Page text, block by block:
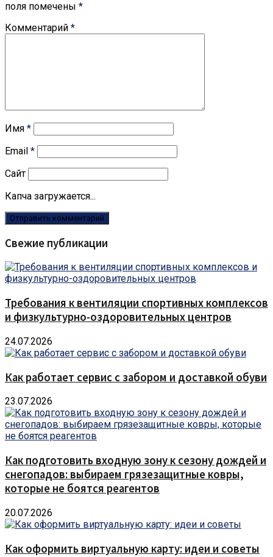
поля помечены *
Комментарий *
Имя *
Email *
Сайт
Капча загружается...
Свежие публикации
Требования к вентиляции спортивных комплексов
и физкультурно-оздоровительных центров
24.07.2026
Как работает сервис с забором и доставкой обуви
23.07.2026
Как подготовить входную зону к сезону дождей и
снегопадов: выбираем грязезащитные ковры,
которые не боятся реагентов
20.07.2026
Как оформить виртуальную карту: идеи и советы